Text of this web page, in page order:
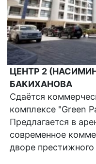
ЦЕНТР 2
БАКИХАНОВА
Сдаётся
комплексе "Green
Предлагается в
современное
дворе